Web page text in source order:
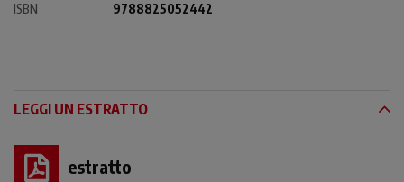
ISBN
9788825052442
LEGGI UN ESTRATTO
estratto